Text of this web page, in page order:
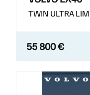
TWIN ULTRA
55 800 €